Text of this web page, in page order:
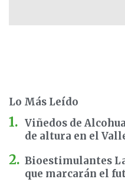
Lo Más Leído
Viñedos de
de altura en el
Bioestimulantes
que marcarán el